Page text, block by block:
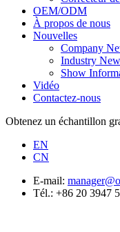
OEM/ODM
À propos de nous
Nouvelles
Company
Industry
Show
Vidéo
Contactez-nous
Obtenez un échantillon
EN
CN
E-mail:
Tél.: +86 20 3947